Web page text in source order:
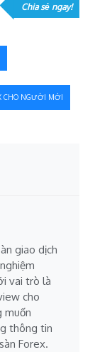
Chia sẻ ngay!
CHO NGƯỜI MỚI
giao dịch
vai trò là
cho
muốn
thông tin
Forex.